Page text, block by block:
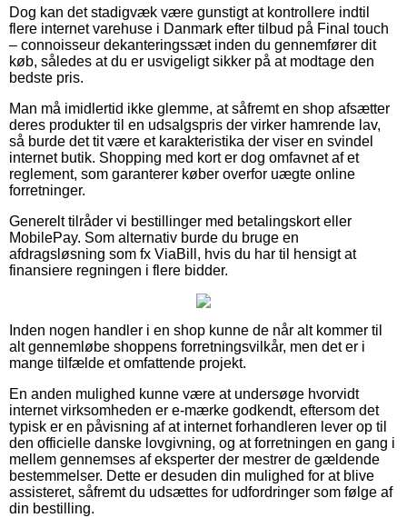
Dog kan det stadigvæk være gunstigt at kontrollere indtil
flere internet varehuse i Danmark efter tilbud på Final touch
– connoisseur dekanteringssæt inden du gennemfører dit
køb, således at du er usvigeligt sikker på at modtage den
bedste pris.
Man må imidlertid ikke glemme, at såfremt en shop afsætter
deres produkter til en udsalgspris der virker hamrende lav,
så burde det tit være et karakteristika der viser en svindel
internet butik. Shopping med kort er dog omfavnet af et
reglement, som garanterer køber overfor uægte online
forretninger.
Generelt tilråder vi bestillinger med betalingskort eller
MobilePay. Som alternativ burde du bruge en
afdragsløsning som fx ViaBill, hvis du har til hensigt at
finansiere regningen i flere bidder.
Inden nogen handler i en shop kunne de når alt kommer til
alt gennemløbe shoppens forretningsvilkår, men det er i
mange tilfælde et omfattende projekt.
En anden mulighed kunne være at undersøge hvorvidt
internet virksomheden er e-mærke godkendt, eftersom det
typisk er en påvisning af at internet forhandleren lever op til
den officielle danske lovgivning, og at forretningen en gang i
mellem gennemses af eksperter der mestrer de gældende
bestemmelser. Dette er desuden din mulighed for at blive
assisteret, såfremt du udsættes for udfordringer som følge af
din bestilling.